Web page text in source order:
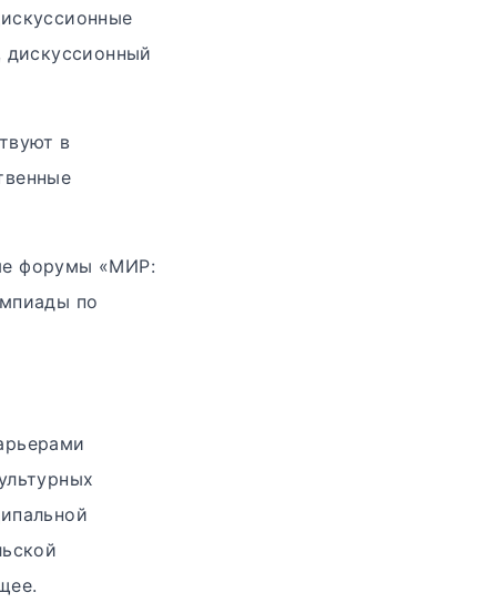
дискуссионный
в
форумы «МИР:
по